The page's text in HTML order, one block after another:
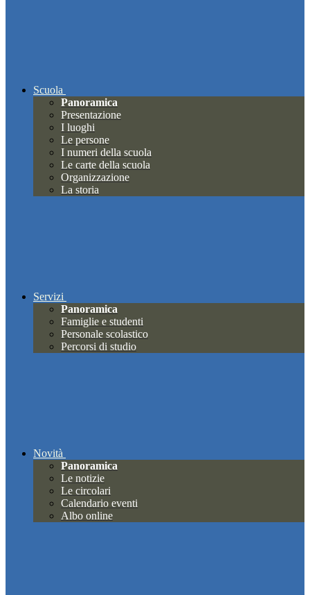
Scuola
Panoramica
Presentazione
I luoghi
Le persone
I numeri della scuola
Le carte della scuola
Organizzazione
La storia
Servizi
Panoramica
Famiglie e studenti
Personale scolastico
Percorsi di studio
Novità
Panoramica
Le notizie
Le circolari
Calendario eventi
Albo online